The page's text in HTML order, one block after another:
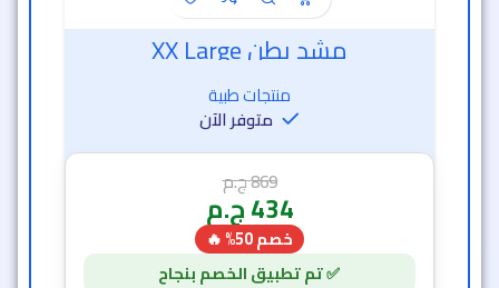
مشد بطن XX Large
منتجات طبية
متوفر الآن
869ج.م
434ج.م
خصم 50% 🔥